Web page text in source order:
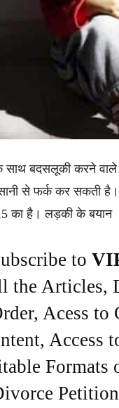
साथ बदसलूकी करने
से फर्क कर सकती
का है। लड़की के बयान
to
the Articles,
Acess to
Access
Formats